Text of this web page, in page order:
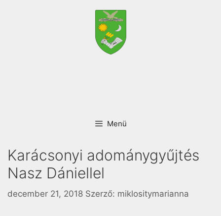
Menü
Karácsonyi adománygyűjtés
Nasz Dániellel
december 21, 2018 Szerző: miklositymarianna